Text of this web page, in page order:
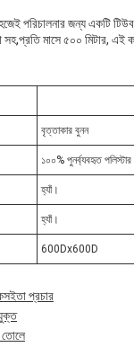
পরিচালনার জন্য একটি
মাসে ৫০০ মিটার, এই
বৃত্তাকার বুনন
১০০% পুনর্ব্যবহৃত পলিস্টার
হ্যাঁ।
হ্যাঁ।
600Dx600D
প্রচার
তোলে